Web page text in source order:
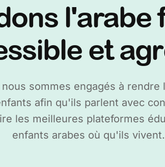
l'arabe
et
sommes engagés à
afin qu'ils parlent avec
les meilleures plateformes
enfants arabes où qu'ils vivent.